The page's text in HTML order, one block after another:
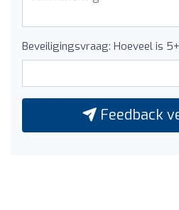
Beveiligingsvraag: Hoeveel is
Feedback